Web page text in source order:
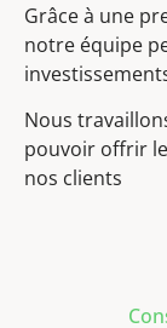
Grâce à une
notre équipe
Nous
pouvoir offrir
nos clients